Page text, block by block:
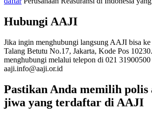
Hubungi AAJI
Jika ingin menghubungi langsung AAJI bisa
Talang Betutu No.17, Jakarta, Kode Pos
menghubungi melalui telepon di 021
aaji.info@aaji.or.id
Pastikan Anda memilih polis
jiwa yang terdaftar di AAJI